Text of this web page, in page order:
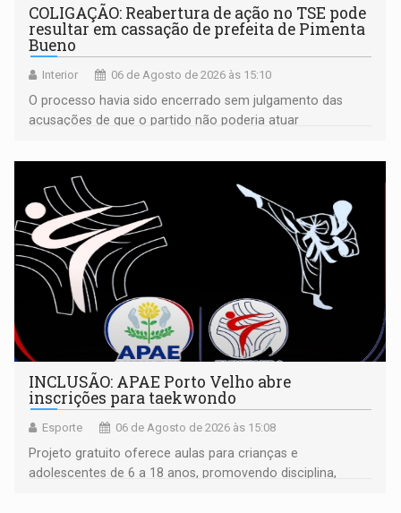
COLIGAÇÃO: Reabertura de ação no TSE pode
resultar em cassação de prefeita de Pimenta
Bueno
Interior 06 de Agosto de 2026 às 15:10
O processo havia sido encerrado sem julgamento das
acusações de que o partido não poderia atuar
INCLUSÃO: APAE Porto Velho abre
inscrições para taekwondo
Esporte 06 de Agosto de 2026 às 15:08
Projeto gratuito oferece aulas para crianças e
adolescentes de 6 a 18 anos, promovendo disciplina,